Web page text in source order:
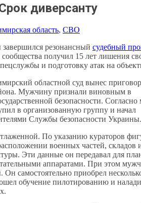
диверсанту
область, СВО
резонансный судебный
получил 15 лет лишения
и подготовку атак на
областной суд вынес
Мужчину признали виновным в
безопасности. Согласно
в организованную группу и начал
Службы безопасности Украины.
По указанию кураторов
военных частей, складов
Эти данные он передавал для
аппаратами. При этом
Он самостоятельно приобрел
обучение пилотированию и